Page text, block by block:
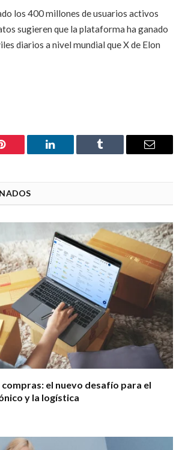
los 400 millones de usuarios activos
sugieren que la plataforma ha ganado
diarios a nivel mundial que X de Elon
Pinterest LinkedIn Tumblr Email
compras: el nuevo desafío para el
y la logística